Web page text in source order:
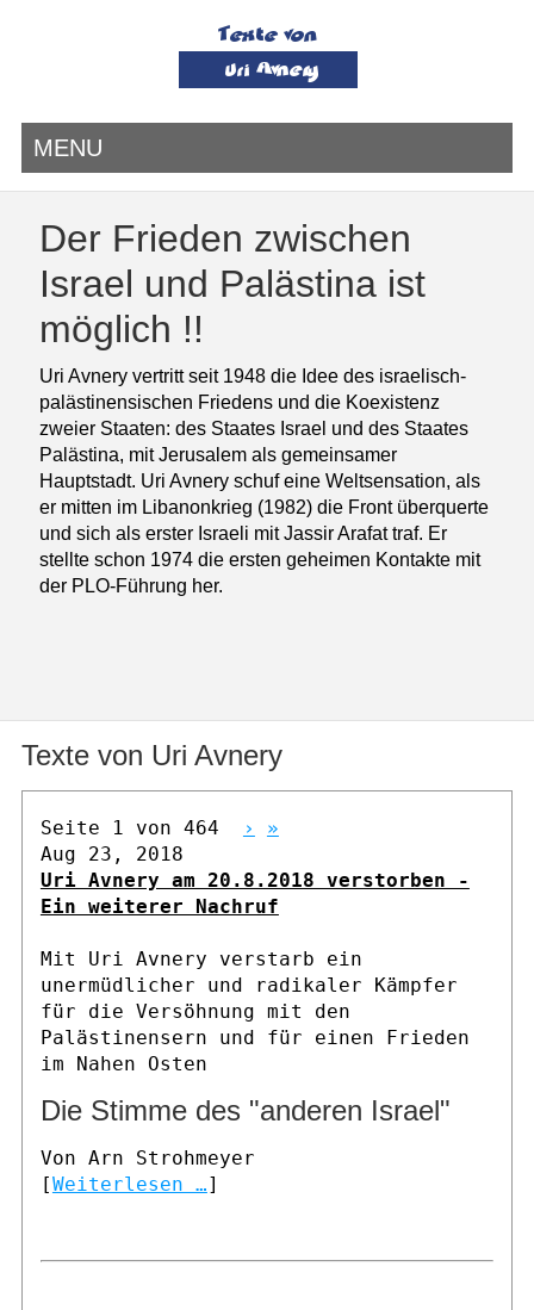
MENU
Der Frieden zwischen
Israel und Palästina ist
möglich !!
Uri Avnery vertritt seit 1948 die Idee des israelisch-
palästinensischen Friedens und die Koexistenz
zweier Staaten: des Staates Israel und des Staates
Palästina, mit Jerusalem als gemeinsamer
Hauptstadt. Uri Avnery schuf eine Weltsensation, als
er mitten im Libanonkrieg (1982) die Front überquerte
und sich als erster Israeli mit Jassir Arafat traf. Er
stellte schon 1974 die ersten geheimen Kontakte mit
der PLO-Führung her.
Texte von Uri Avnery
Seite 1 von 464 ›
»
Aug 23, 2018
Uri Avnery am 20.8.2018 verstorben -
Ein weiterer Nachruf
Mit Uri Avnery verstarb ein
unermüdlicher und radikaler Kämpfer
für die Versöhnung mit den
Palästinensern und für einen Frieden
im Nahen Osten
Die Stimme des "anderen Israel"
Von Arn Strohmeyer
[Weiterlesen …]